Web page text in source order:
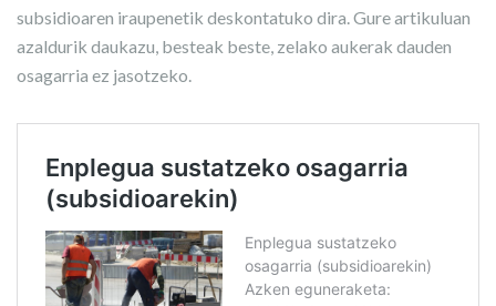
subsidioaren iraupenetik deskontatuko dira. Gure artikuluan
azaldurik daukazu, besteak beste, zelako aukerak dauden
osagarria ez jasotzeko.